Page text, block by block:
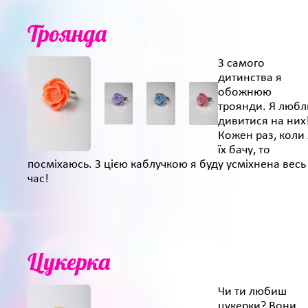
Троянда
З самого
дитинства я
обожнюю
троянди. Я
дивитися на
Кожен раз, коли
їх бачу, то
посміхаюсь. З цією каблучкою я буду усміхнена весь
час!
Цукерка
Чи ти любиш